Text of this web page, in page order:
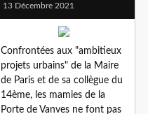
13 Décembre 2021
Confrontées aux "ambitieux
projets urbains" de la Maire
de Paris et de sa collègue du
14ème, les mamies de la
Porte de Vanves ne font pas